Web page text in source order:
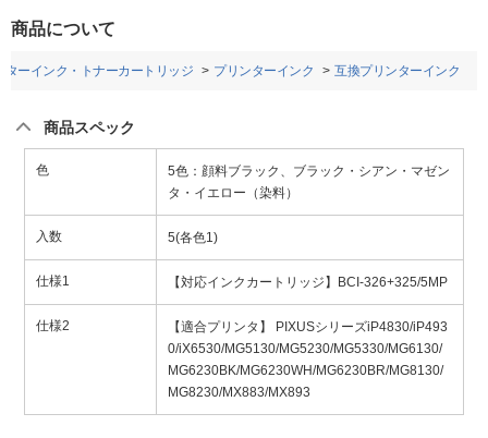
商品について
ターインク・トナーカートリッジ プリンターインク 互換プリンターインク
商品スペック
色
5色：顔料ブラック、ブラック・シアン・マゼン
タ・イエロー（染料）
入数 5(各色1)
仕様1 【対応インクカートリッジ】BCI-326+325/5MP
仕様2
【適合プリンタ】 PIXUSシリーズiP4830/iP493
0/iX6530/MG5130/MG5230/MG5330/MG6130/
MG6230BK/MG6230WH/MG6230BR/MG8130/
MG8230/MX883/MX893